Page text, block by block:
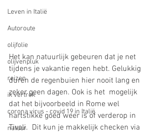
Leven in Italië
Autoroute
olijfolie
olijvenpluk
reizen
ik vertrek
corona virus - covid 19 in Italië
natuur
Het kan natuurlijk gebeuren dat je net
tijdens je vakantie regen hebt. Gelukkig
duren de regenbuien hier nooit lang en
zeker geen dagen. Ook is het  mogelijk
dat het bijvoorbeeld in Rome wel
hartstikke goed weer is of verderop in
Tivoli.  Dit kun je makkelijk checken via